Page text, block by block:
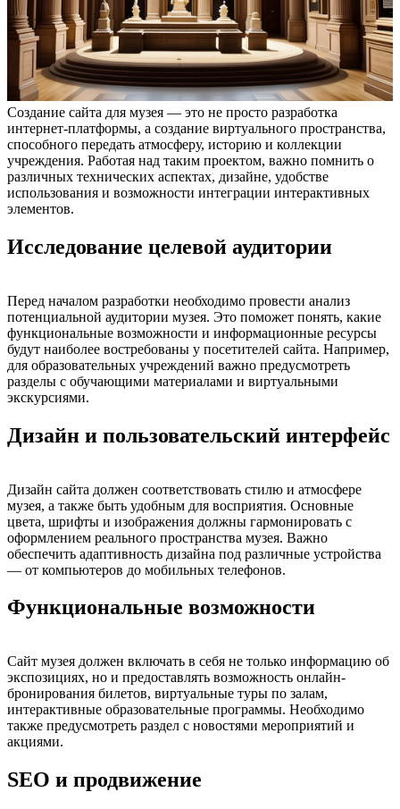
Создание сайта для музея — это не просто разработка
интернет-платформы, а создание виртуального пространства,
способного передать атмосферу, историю и коллекции
учреждения. Работая над таким проектом, важно помнить о
различных технических аспектах, дизайне, удобстве
использования и возможности интеграции интерактивных
элементов.
Исследование целевой аудитории
Перед началом разработки необходимо провести анализ
потенциальной аудитории музея. Это поможет понять, какие
функциональные возможности и информационные ресурсы
будут наиболее востребованы у посетителей сайта. Например,
для образовательных учреждений важно предусмотреть
разделы с обучающими материалами и виртуальными
экскурсиями.
Дизайн и пользовательский интерфейс
Дизайн сайта должен соответствовать стилю и атмосфере
музея, а также быть удобным для восприятия. Основные
цвета, шрифты и изображения должны гармонировать с
оформлением реального пространства музея. Важно
обеспечить адаптивность дизайна под различные устройства
— от компьютеров до мобильных телефонов.
Функциональные возможности
Сайт музея должен включать в себя не только информацию об
экспозициях, но и предоставлять возможность онлайн-
бронирования билетов, виртуальные туры по залам,
интерактивные образовательные программы. Необходимо
также предусмотреть раздел с новостями мероприятий и
акциями.
SEO и продвижение